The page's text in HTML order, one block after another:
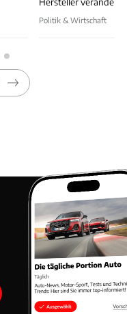
Politik & Wirtschaft